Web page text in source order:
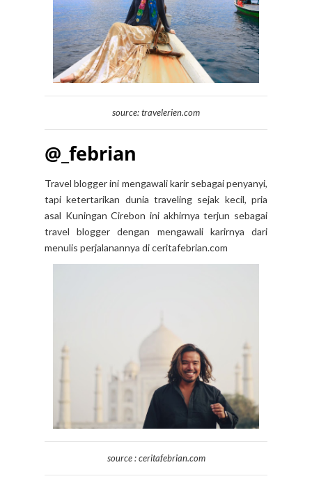
source: travelerien.com
@_febrian
Travel blogger ini mengawali karir sebagai penyanyi,
tapi ketertarikan dunia traveling sejak kecil, pria
asal Kuningan Cirebon ini akhirnya terjun sebagai
travel blogger dengan mengawali karirnya dari
menulis perjalanannya di ceritafebrian.com
source : ceritafebrian.com